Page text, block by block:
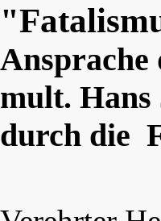
Ansprache
mult. Hans
durch die